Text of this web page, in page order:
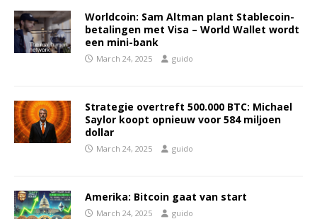
Worldcoin: Sam Altman plant Stablecoin-
betalingen met Visa – World Wallet wordt
een mini-bank
March 24, 2025 guido
Strategie overtreft 500.000 BTC: Michael
Saylor koopt opnieuw voor 584 miljoen
dollar
March 24, 2025 guido
Amerika: Bitcoin gaat van start
March 24, 2025 guido